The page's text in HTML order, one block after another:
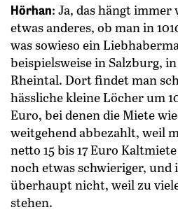
Hörhan: Ja, das hängt immer
etwas anderes, ob man in
was so­wieso ein
beispielsweise in Salzburg,
Rheintal. Dort findet man
hässliche kleine Löcher um
Euro, bei denen die Miete
weitgehend abbezahlt, weil
netto 15 bis 17 Euro
noch etwas schwieriger, und
überhaupt nicht, weil zu
stehen.